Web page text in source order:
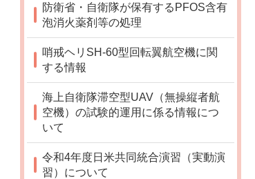
防衛省・自衛隊が保有するPFOS含有
泡消火薬剤等の処理
哨戒ヘリSH-60型回転翼航空機に関
する情報
海上自衛隊滞空型UAV（無操縦者航
空機）の試験的運用に係る情報につ
いて
令和4年度日米共同統合演習（実動演
習）について